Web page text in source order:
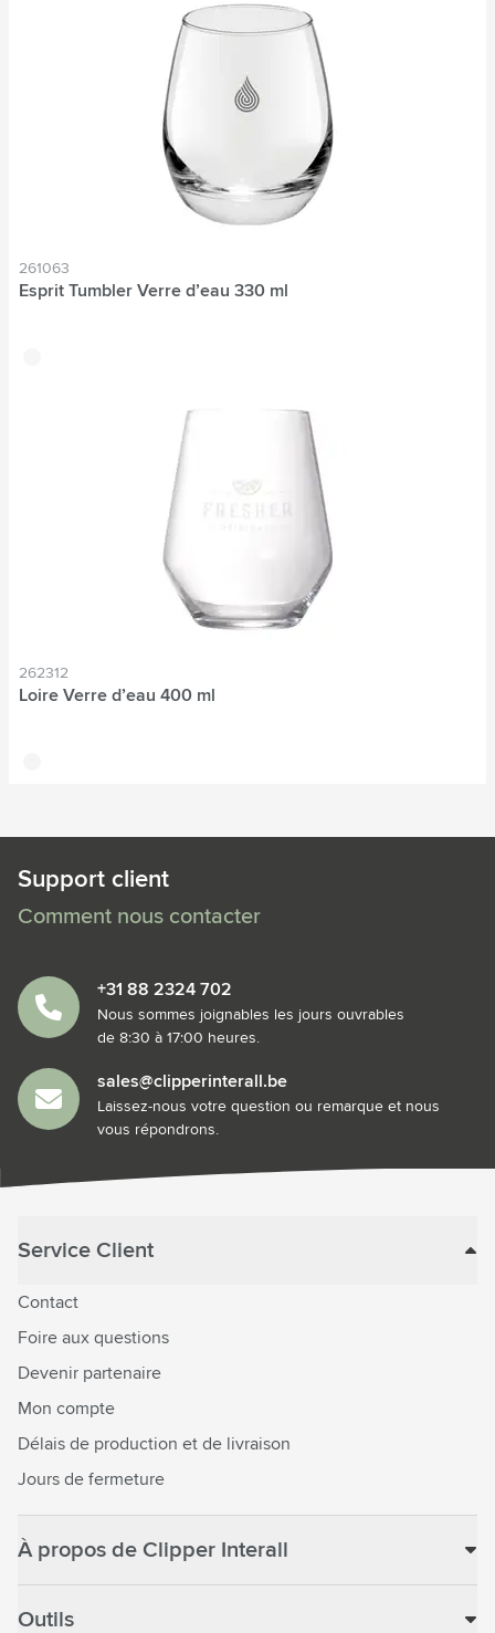
261063
Esprit Tumbler Verre d’eau 330 ml
262312
Loire Verre d’eau 400 ml
Support client
Comment nous contacter
+31 88 2324 702
Nous sommes joignables les jours ouvrables
de 8:30 à 17:00 heures.
sales@clipperinterall.be
Laissez-nous votre question ou remarque et nous
vous répondrons.
Service Client
Contact
Foire aux questions
Devenir partenaire
Mon compte
Délais de production et de livraison
Jours de fermeture
À propos de Clipper Interall
Outils